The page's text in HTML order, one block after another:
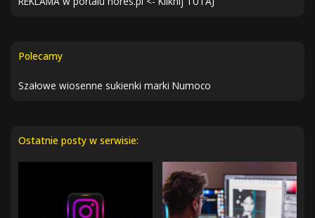
Polecamy
Szałowe wiosenne sukienki marki Numoco
Ostatnie posty w serwisie: